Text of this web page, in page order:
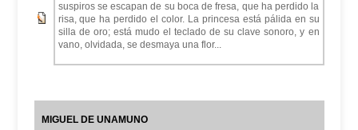
suspiros se escapan de su boca de fresa, que ha perdido la
risa, que ha perdido el color. La princesa está pálida en su
silla de oro; está mudo el teclado de su clave sonoro, y en
vano, olvidada, se desmaya una flor...
MIGUEL DE UNAMUNO